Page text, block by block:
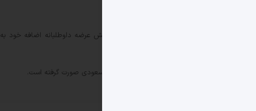
به گفته پنج منبع آگاه، هشت عضو اوپک‌پلاس قرار است در نشست سوم اوت (۱۲ مرداد) با بازگرداندن روزانه ۵۵۰ هزار بشکه دیگر از کاهش عرضه داوطلبانه اضافه خود به
می‌رسد.
اعلام‌شده بوده و بیشترین عرضه از سوی عربستان سعودی صورت گرفته است.